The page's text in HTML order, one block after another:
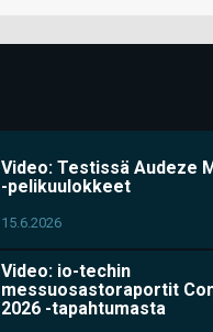
Video: Testissä Audeze
-pelikuulokkeet
15.6.2026
Video: io-techin
messuosastoraportit
2026 -tapahtumasta